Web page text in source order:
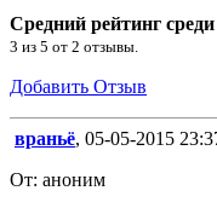
Средний рейтинг среди
3 из 5 от 2 отзывы.
Добавить Отзыв
враньё, 05-05-2015
От: аноним